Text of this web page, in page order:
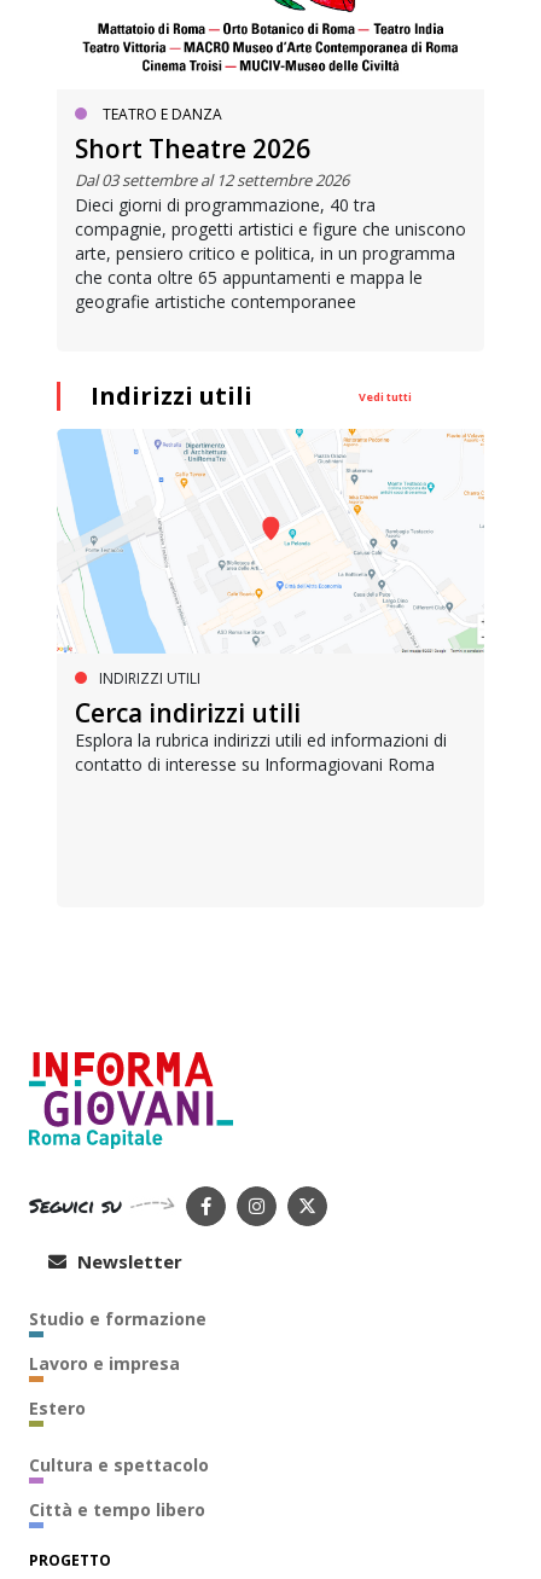
TEATRO E DANZA
Short Theatre 2026
Dal 03 settembre al 12 settembre 2026
Dieci giorni di programmazione, 40 tra
compagnie, progetti artistici e figure che uniscono
arte, pensiero critico e politica, in un programma
che conta oltre 65 appuntamenti e mappa le
geografie artistiche contemporanee
Indirizzi utili Vedi tutti
INDIRIZZI UTILI
Cerca indirizzi utili
Esplora la rubrica indirizzi utili ed informazioni di
contatto di interesse su Informagiovani Roma
Seguici su
Newsletter
Studio e formazione
Lavoro e impresa
Estero
Cultura e spettacolo
Città e tempo libero
PROGETTO